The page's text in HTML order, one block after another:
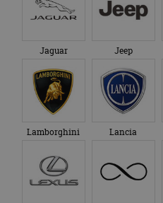
Jaguar Jeep
Lamborghini Lancia